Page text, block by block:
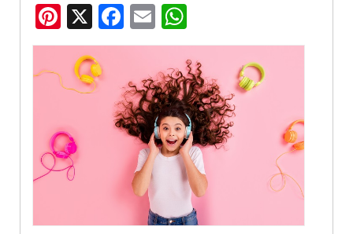
Pi
nt
er
e
X
F
a
e
b
o
o
k
E
m
ai
l
h
at
s
A
p
p